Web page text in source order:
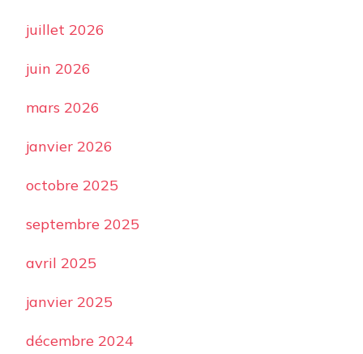
juillet 2026
juin 2026
mars 2026
janvier 2026
octobre 2025
septembre 2025
avril 2025
janvier 2025
décembre 2024